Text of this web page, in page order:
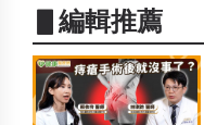
▋編輯推薦